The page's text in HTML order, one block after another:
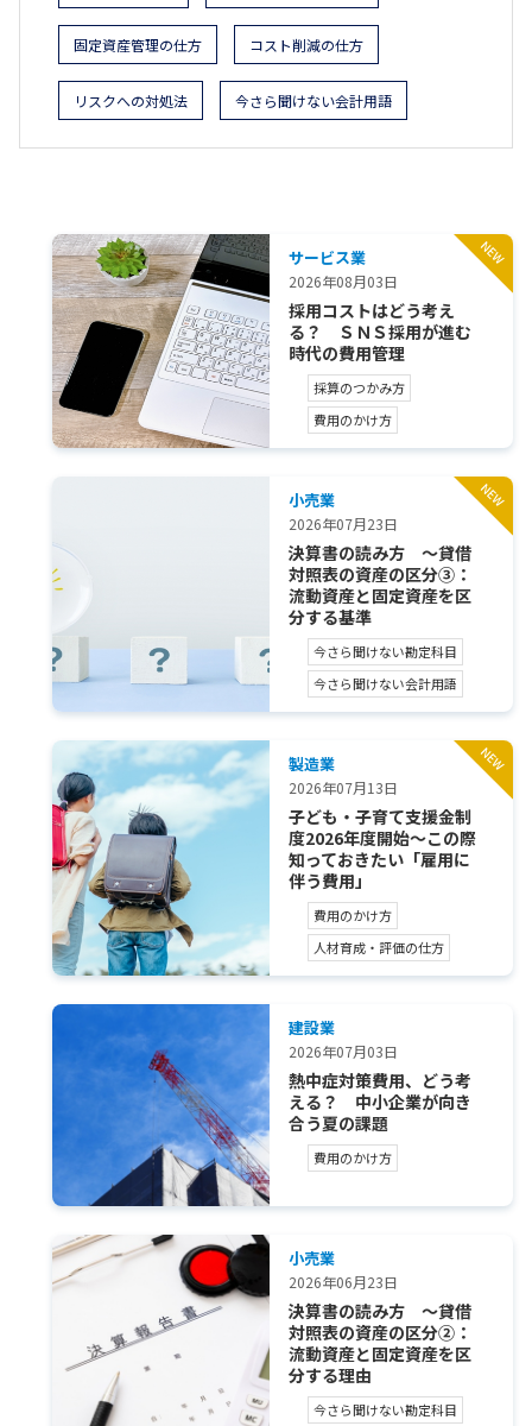
固定資産管理の仕方 コスト削減の仕方
リスクへの対処法 今さら聞けない会計用語
サービス業
2026年08月03日
採用コストはどう考え
る？ ＳＮＳ採用が進む
時代の費用管理
採算のつかみ方
費用のかけ方
小売業
2026年07月23日
決算書の読み方 ～貸借
対照表の資産の区分③：
流動資産と固定資産を区
分する基準
今さら聞けない勘定科目
今さら聞けない会計用語
製造業
2026年07月13日
子ども・子育て支援金制
度2026年度開始～この際
知っておきたい「雇用に
伴う費用」
費用のかけ方
人材育成・評価の仕方
建設業
2026年07月03日
熱中症対策費用、どう考
える？ 中小企業が向き
合う夏の課題
費用のかけ方
小売業
2026年06月23日
決算書の読み方 ～貸借
対照表の資産の区分②：
流動資産と固定資産を区
分する理由
今さら聞けない勘定科目